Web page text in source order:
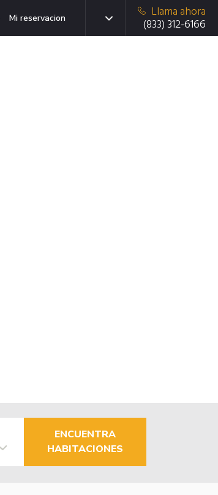
Mi reservacion
Llama ahora
(833) 312-6166
ENCUENTRA
HABITACIONES